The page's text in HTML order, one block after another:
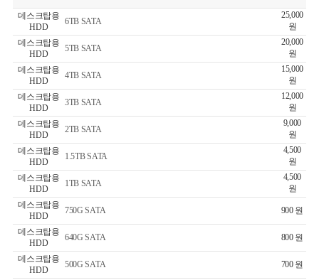
데스크탑용
HDD
6TB SATA
25,000
원
데스크탑용
HDD
5TB SATA
20,000
원
데스크탑용
HDD
4TB SATA
15,000
원
데스크탑용
HDD
3TB SATA
12,000
원
데스크탑용
HDD
2TB SATA
9,000
원
데스크탑용
HDD
1.5TB SATA
4,500
원
데스크탑용
HDD
1TB SATA
4,500
원
데스크탑용
HDD
750G SATA 900 원
데스크탑용
HDD
640G SATA 800 원
데스크탑용
HDD
500G SATA 700 원